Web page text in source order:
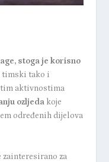
stoga je korisno
timski tako i
aktivnostima
ozljedakoje
određenih dijelova
zainteresirano za